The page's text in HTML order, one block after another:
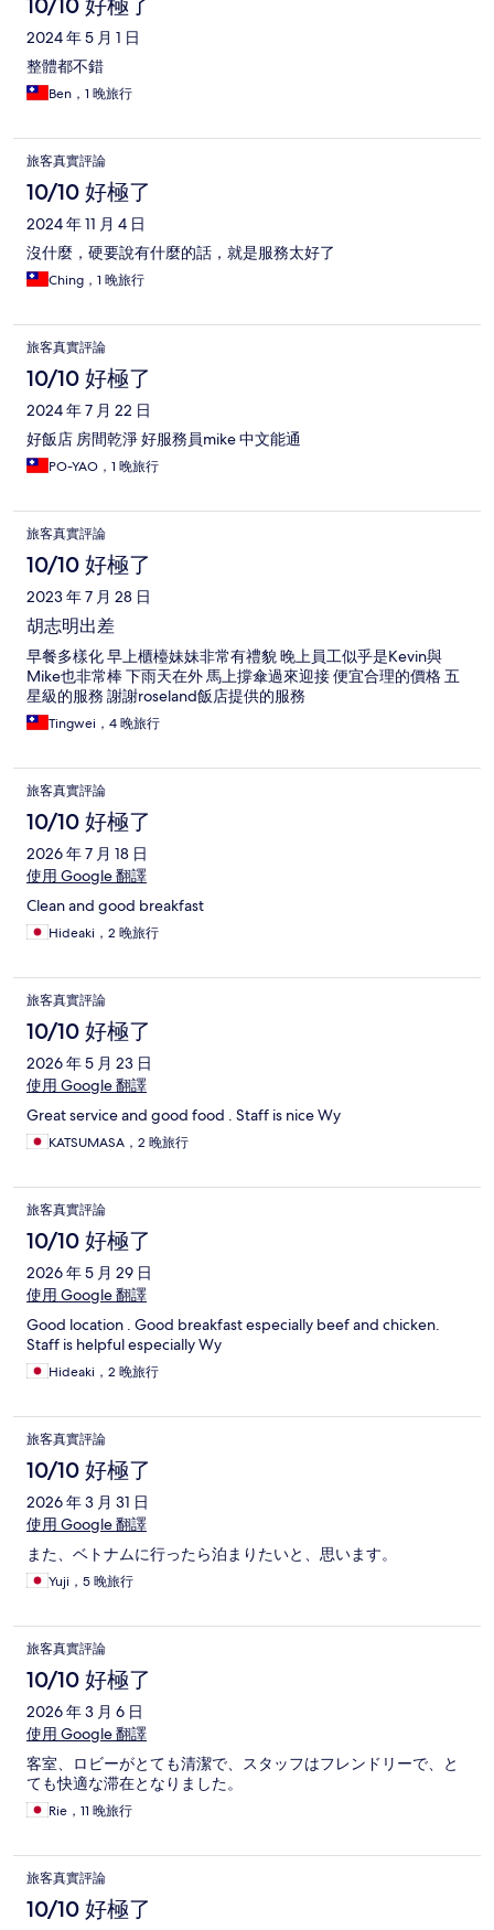
10/10 好極了
2024 年 5 月 1 日
整體都不錯
Ben，1 晚旅行
旅客真實評論
10/10 好極了
2024 年 11 月 4 日
沒什麼，硬要說有什麼的話，就是服務太好了
Ching，1 晚旅行
旅客真實評論
10/10 好極了
2024 年 7 月 22 日
好飯店 房間乾淨 好服務員mike 中文能通
PO-YAO，1 晚旅行
旅客真實評論
10/10 好極了
2023 年 7 月 28 日
胡志明出差
早餐多樣化 早上櫃檯妹妹非常有禮貌 晚上員工似乎是Kevin與
Mike也非常棒 下雨天在外 馬上撐傘過來迎接 便宜合理的價格 五
星級的服務 謝謝roseland飯店提供的服務
Tingwei，4 晚旅行
旅客真實評論
10/10 好極了
2026 年 7 月 18 日
使用 Google 翻譯
Clean and good breakfast
Hideaki，2 晚旅行
旅客真實評論
10/10 好極了
2026 年 5 月 23 日
使用 Google 翻譯
Great service and good food . Staff is nice Wy
KATSUMASA，2 晚旅行
旅客真實評論
10/10 好極了
2026 年 5 月 29 日
使用 Google 翻譯
Good location . Good breakfast especially beef and chicken.
Staff is helpful especially Wy
Hideaki，2 晚旅行
旅客真實評論
10/10 好極了
2026 年 3 月 31 日
使用 Google 翻譯
また、ベトナムに行ったら泊まりたいと、思います。
Yuji，5 晚旅行
旅客真實評論
10/10 好極了
2026 年 3 月 6 日
使用 Google 翻譯
客室、ロビーがとても清潔で、スタッフはフレンドリーで、と
ても快適な滞在となりました。
Rie，11 晚旅行
旅客真實評論
10/10 好極了